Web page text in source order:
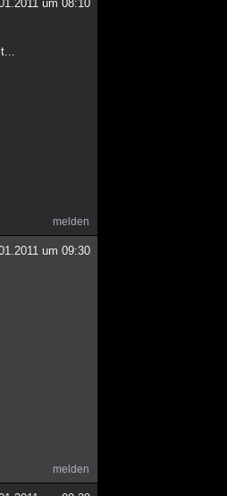
um 08:10
melden
um 09:30
melden